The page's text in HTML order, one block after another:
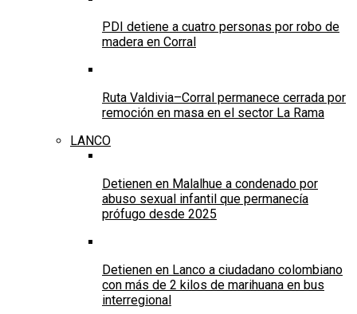
PDI detiene a cuatro personas por robo de
madera en Corral
Ruta Valdivia–Corral permanece cerrada por
remoción en masa en el sector La Rama
LANCO
Detienen en Malalhue a condenado por
abuso sexual infantil que permanecía
prófugo desde 2025
Detienen en Lanco a ciudadano colombiano
con más de 2 kilos de marihuana en bus
interregional